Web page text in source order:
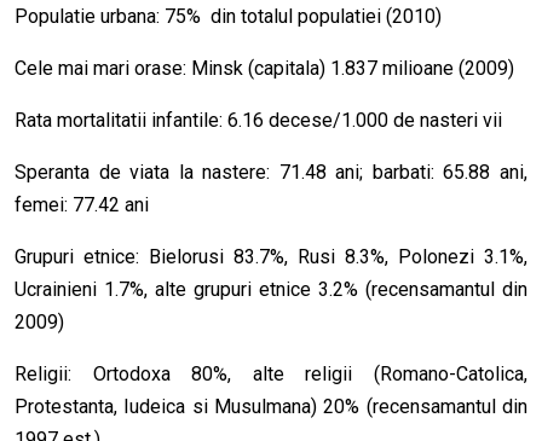
Populatie urbana: 75% din totalul populatiei (2010)
Cele mai mari orase: Minsk (capitala) 1.837 milioane (2009)
Rata mortalitatii infantile: 6.16 decese/1.000 de nasteri vii
Speranta de viata la nastere: 71.48 ani; barbati: 65.88 ani,
femei: 77.42 ani
Grupuri etnice: Bielorusi 83.7%, Rusi 8.3%, Polonezi 3.1%,
Ucrainieni 1.7%, alte grupuri etnice 3.2% (recensamantul din
2009)
Religii: Ortodoxa 80%, alte religii (Romano-Catolica,
Protestanta, Iudeica si Musulmana) 20% (recensamantul din